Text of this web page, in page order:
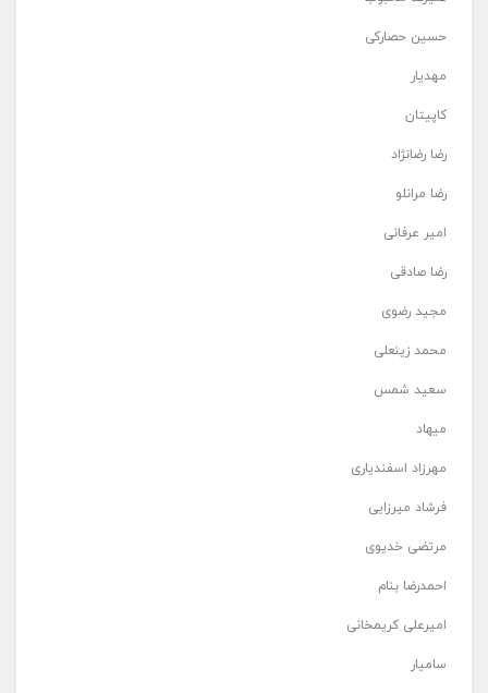
حسین حصارکی
مهدیار
کاپیتان
رضا رضانژاد
رضا مرانلو
امیر عرفانی
رضا صادقی
مجید رضوی
محمد زینعلی
سعید شمس
میهاد
مهرزاد اسفندیاری
فرشاد میرزایی
مرتضی خدیوی
احمدرضا بنام
امیرعلی کریمخانی
سامیار